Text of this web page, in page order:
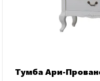
Тумба Ари-